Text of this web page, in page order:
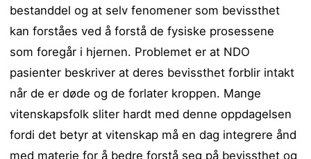
bestanddel og at selv fenomener som bevissthet
kan forståes ved å forstå de fysiske prosessene
som foregår i hjernen. Problemet er at NDO
pasienter beskriver at deres bevissthet forblir intakt
når de er døde og de forlater kroppen. Mange
vitenskapsfolk sliter hardt med denne oppdagelsen
fordi det betyr at vitenskap må en dag integrere ånd
med materie for å bedre forstå seg på bevissthet og